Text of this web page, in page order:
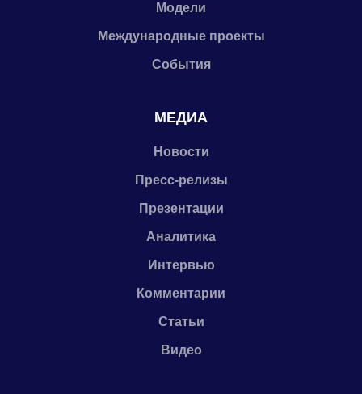
Модели
Международные проекты
События
МЕДИА
Новости
Пресс-релизы
Презентации
Аналитика
Интервью
Комментарии
Статьи
Видео